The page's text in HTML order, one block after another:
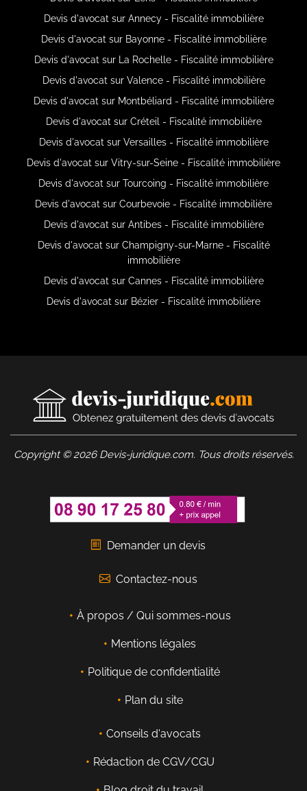
Devis d'avocat sur Annecy - Fiscalité immobilière
Devis d'avocat sur Bayonne - Fiscalité immobilière
Devis d'avocat sur La Rochelle - Fiscalité immobilière
Devis d'avocat sur Valence - Fiscalité immobilière
Devis d'avocat sur Montbéliard - Fiscalité immobilière
Devis d'avocat sur Créteil - Fiscalité immobilière
Devis d'avocat sur Versailles - Fiscalité immobilière
Devis d'avocat sur Vitry-sur-Seine - Fiscalité immobilière
Devis d'avocat sur Tourcoing - Fiscalité immobilière
Devis d'avocat sur Courbevoie - Fiscalité immobilière
Devis d'avocat sur Antibes - Fiscalité immobilière
Devis d'avocat sur Champigny-sur-Marne - Fiscalité
immobilière
Devis d'avocat sur Cannes - Fiscalité immobilière
Devis d'avocat sur Bézier - Fiscalité immobilière
Copyright © 2026 Devis-juridique.com. Tous droits réservés.
Demander un devis
Contactez-nous
À propos / Qui sommes-nous
Mentions légales
Politique de confidentialité
Plan du site
Conseils d'avocats
Rédaction de CGV/CGU